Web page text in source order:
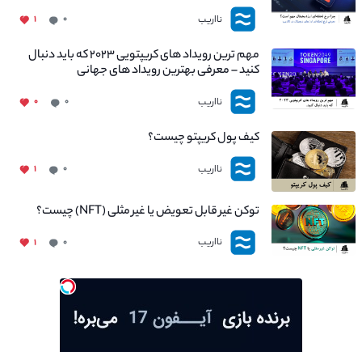
نااریب ۰ ۱
مهم ترین رویداد های کریپتویی ۲۰۲۳ که باید دنبال
کنید – معرفی بهترین رویداد های جهانی
نااریب ۰ ۰
کیف پول کریپتو چیست؟
نااریب ۰ ۱
توکن غیر قابل تعویض یا غیر مثلی (NFT) چیست؟
نااریب ۰ ۱